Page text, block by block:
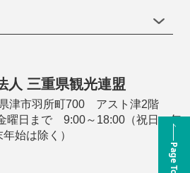
Page Top
人 三重県観光連盟
津市羽所町700 アスト津2階
曜日まで 9:00～18:00（祝日・年
年始は除く）